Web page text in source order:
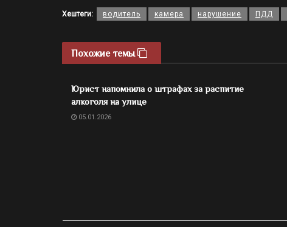
Хештеги: водитель камера нарушение ПДД
Похожие темы
Юрист напомнила о штрафах за распитие
алкоголя на улице
05.01.2026